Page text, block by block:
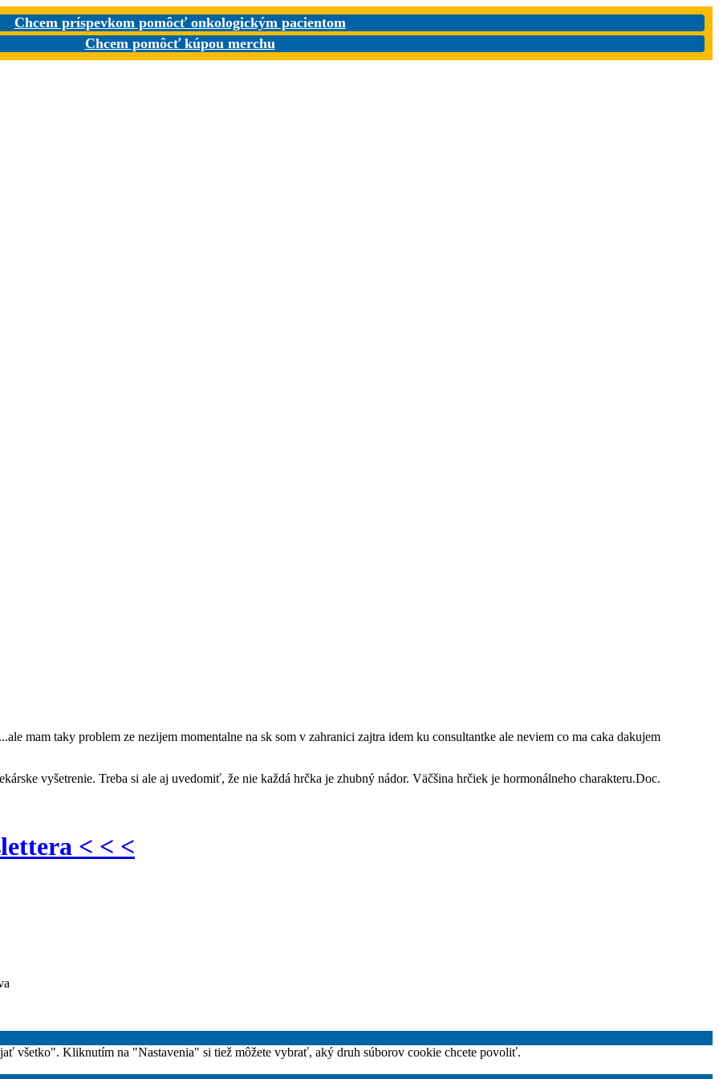
Chcem príspevkom pomôcť onkologickým pacientom
Chcem pomôcť kúpou merchu
mam taky problem ze nezijem momentalne na sk som v zahranici zajtra idem ku consultantke ale neviem co ma caka dakujem
vyšetrenie. Treba si ale aj uvedomiť, že nie každá hrčka je zhubný nádor. Väčšina hrčiek je hormonálneho charakteru.Doc.
< < <
všetko". Kliknutím na "Nastavenia" si tiež môžete vybrať, aký druh súborov cookie chcete povoliť.